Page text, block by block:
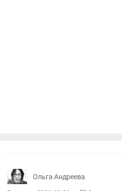
Ольга Андреева